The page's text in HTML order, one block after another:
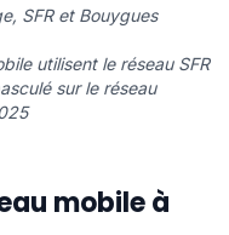
SFR et Bouygues
utilisent le réseau SFR
sur le réseau
mobile à